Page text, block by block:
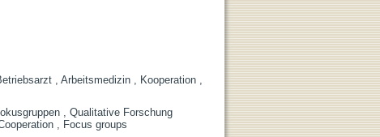
, Arbeitsmedizin , Kooperation ,
, Qualitative Forschung
, Focus groups